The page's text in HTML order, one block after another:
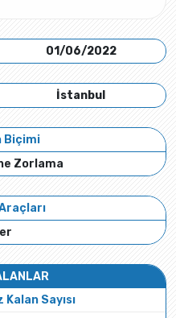
01/06/2022
İstanbul
Biçimi
Zorlama
Sayısı